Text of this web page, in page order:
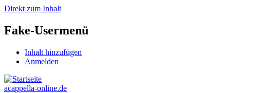
Direkt zum Inhalt
Fake-Usermenü
Inhalt hinzufügen
Anmelden
acappella-online.de